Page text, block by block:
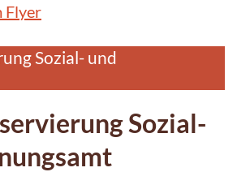
Flyer
Sozial- und
Sozial-